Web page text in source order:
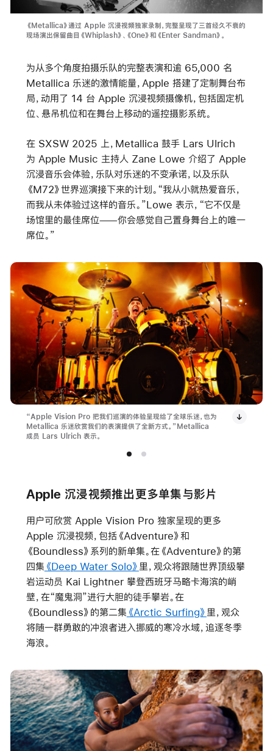
《Metallica》通过 Apple 沉浸视频独家录制，完整呈现了三首经久不衰的
现场演出保留曲目《Whiplash》、《One》和《Enter Sandman》。
为从多个角度拍摄乐队的完整表演和逾 65,000 名
Metallica 乐迷的激情能量，Apple 搭建了定制舞台布
局，动用了 14 台 Apple 沉浸视频摄像机，包括固定机
位、悬吊机位和在舞台上移动的遥控摄影系统。
在 SXSW 2025 上，Metallica 鼓手 Lars Ulrich
为 Apple Music 主持人 Zane Lowe 介绍了 Apple
沉浸音乐会体验，乐队对乐迷的不变承诺，以及乐队
《M72》世界巡演接下来的计划。“我从小就热爱音乐，
而我从未体验过这样的音乐。”Lowe 表示，“它不仅是
场馆里的最佳席位——你会感觉自己置身舞台上的唯一
席位。”
“Apple Vision Pro 把我们巡演的体验呈现给了全球乐迷，也为
Metallica 乐迷欣赏我们的表演提供了全新方式。”Metallica
成员 Lars Ulrich 表示。
Apple 沉浸视频推出更多单集与影片
用户可欣赏 Apple Vision Pro 独家呈现的更多
Apple 沉浸视频，包括《Adventure》和
《Boundless》 系列的新单集。在《Adventure》 的第
四集 《Deep Water Solo》 里，观众将跟随世界顶级攀
岩运动员 Kai Lightner 攀登西班牙马略卡海滨的峭
壁，在“魔鬼洞”进行大胆的徒手攀岩。在
《Boundless》 的第二集 《Arctic Surfing》 里，观众
将随一群勇敢的冲浪者进入挪威的寒冷水域，追逐冬季
海浪。